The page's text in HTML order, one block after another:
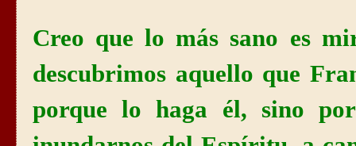
Creo que lo más sano es
descubrimos aquello que
porque lo haga él, sino